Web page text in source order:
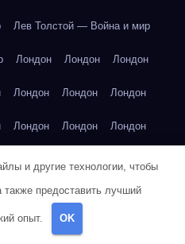
Лев Толстой — Война и мир
Лондон Лондон Лондон
Лондон Лондон Лондон
Лондон Лондон Лондон
Лондон Лос-Анджелес
и другие технологии, чтобы
предоставить лучший
опыт. OK